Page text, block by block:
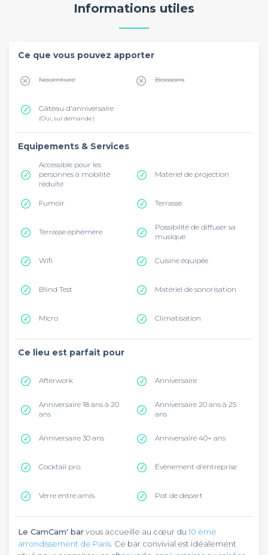
Informations utiles
Ce que vous pouvez apporter
Nourriture Boissons
Gâteau d'anniversaire
(Oui, sur demande )
Equipements & Services
Accessible pour les
personnes à mobilité
réduite
Matériel de projection
Fumoir Terrasse
Terrasse éphémère
Possibilité de diffuser sa
musique
Wifi Cuisine équipée
Blind Test Matériel de sonorisation
Micro Climatisation
Ce lieu est parfait pour
Afterwork Anniversaire
Anniversaire 18 ans à 20
ans
Anniversaire 20 ans à 25
ans
Anniversaire 30 ans Anniversaire 40+ ans
Cocktail pro. Évènement d'entreprise
Verre entre amis Pot de départ
Le CamCam' barvous accueille au cœur du 10 ème
arrondissement de Paris . Ce bar convivial est idéalement